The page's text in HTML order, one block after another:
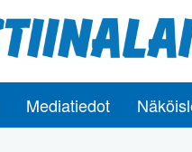
Mediatiedot